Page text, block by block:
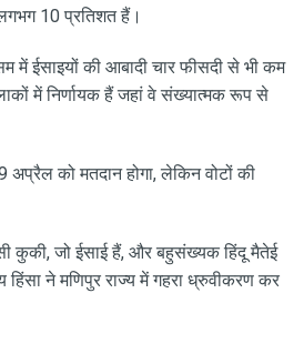
10 प्रतिशत हैं।
में ईसाइयों की आबादी चार फीसदी से भी कम
में निर्णायक हैं जहां वे संख्यात्मक रूप से
अप्रैल को मतदान होगा, लेकिन वोटों की
कुकी, जो ईसाई हैं, और बहुसंख्यक हिंदू मैतेई
ने मणिपुर राज्य में गहरा ध्रुवीकरण कर